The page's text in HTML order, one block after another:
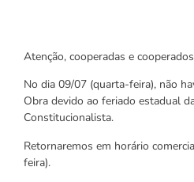
Atenção, cooperadas e
No dia 09/07 (quarta-feira), não
Obra devido ao feriado estadual
Constitucionalista.
Retornaremos em horário
feira).